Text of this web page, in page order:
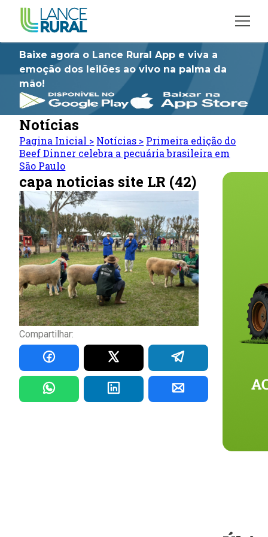
Baixe agora o Lance Rural App e viva a
emoção dos leilões ao vivo na palma da
mão!
Notícias
Pagina Inicial > Notícias > Primeira edição do
Beef Dinner celebra a pecuária brasileira em
São Paulo
capa noticias site LR (42)
Compartilhar: